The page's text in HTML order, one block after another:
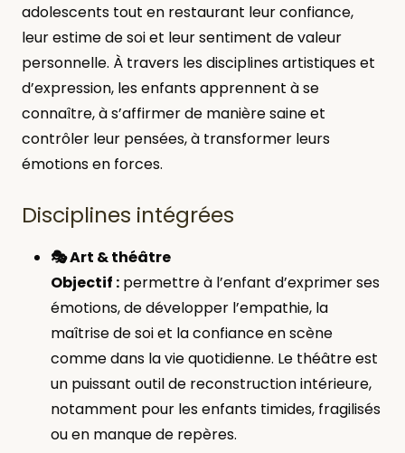
adolescents tout en restaurant leur confiance,
leur estime de soi et leur sentiment de valeur
personnelle. À travers les disciplines artistiques et
d’expression, les enfants apprennent à se
connaître, à s’affirmer de manière saine et
contrôler leur pensées, à transformer leurs
émotions en forces.
Disciplines intégrées
🎭 Art & théâtre
Objectif : permettre à l’enfant d’exprimer ses
émotions, de développer l’empathie, la
maîtrise de soi et la confiance en scène
comme dans la vie quotidienne. Le théâtre est
un puissant outil de reconstruction intérieure,
notamment pour les enfants timides, fragilisés
ou en manque de repères.